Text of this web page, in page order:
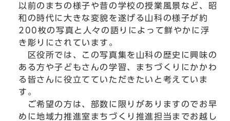
以前のまちの様子や昔の学校の授業風景など、昭
和の時代に大きな変貌を遂げる山科の様子が約
200枚の写真と人々の語りによって鮮やかに浮
き彫りにされています。
区役所では、この写真集を山科の歴史に興味の
ある方や子どもさんの学習、まちづくりにかかわ
る皆さんに役立てていただきたいと考えていま
す。
ご希望の方は、部数に限りがありますのでお早
めに地域力推進室まちづくり推進担当までお越し